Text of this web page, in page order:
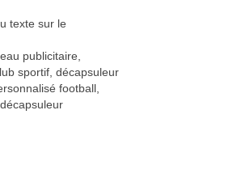
texte sur le
publicitaire,
sportif, décapsuleur
football,